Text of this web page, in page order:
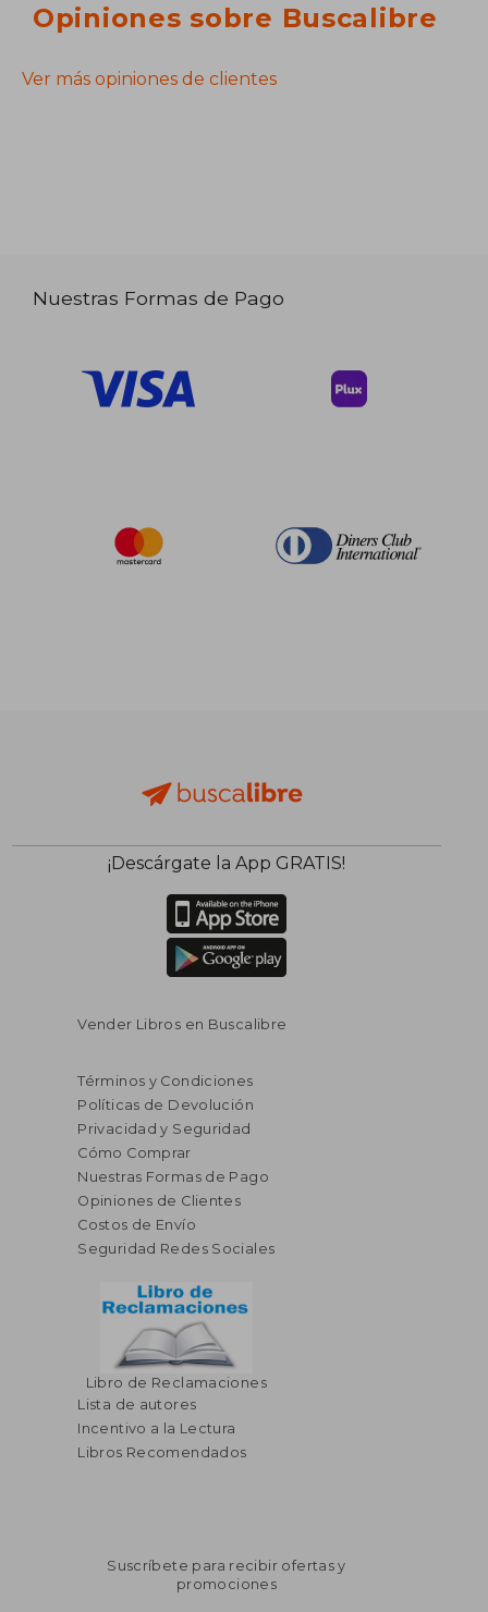
Opiniones sobre Buscalibre
Ver más opiniones de clientes
Nuestras Formas de Pago
¡Descárgate la App GRATIS!
Vender Libros en Buscalibre
Términos y Condiciones
Políticas de Devolución
Privacidad y Seguridad
Cómo Comprar
Nuestras Formas de Pago
Opiniones de Clientes
Costos de Envío
Seguridad Redes Sociales
Libro de Reclamaciones
Lista de autores
Incentivo a la Lectura
Libros Recomendados
Suscríbete para recibir ofertas y
promociones